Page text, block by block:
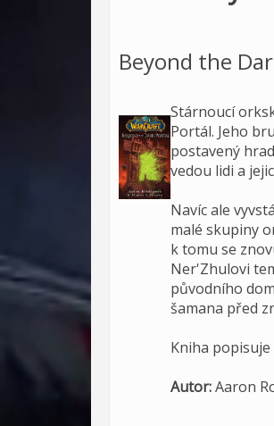
Beyond the
Stárnoucí
Portál. Jeho
postavený
vedou lidi a
Navíc ale
malé skupiny
k tomu se
Ner'Zhulovi
původního
šamana před
Kniha
Autor:Aaron